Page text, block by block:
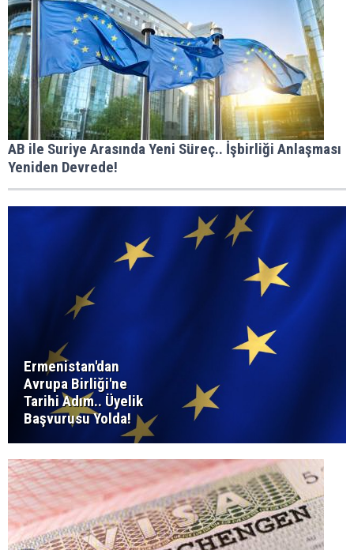
AB ile Suriye Arasında Yeni Süreç.. İşbirliği Anlaşması
Yeniden Devrede!
Ermenistan'dan
Avrupa Birliği'ne
Tarihi Adım.. Üyelik
Başvurusu Yolda!